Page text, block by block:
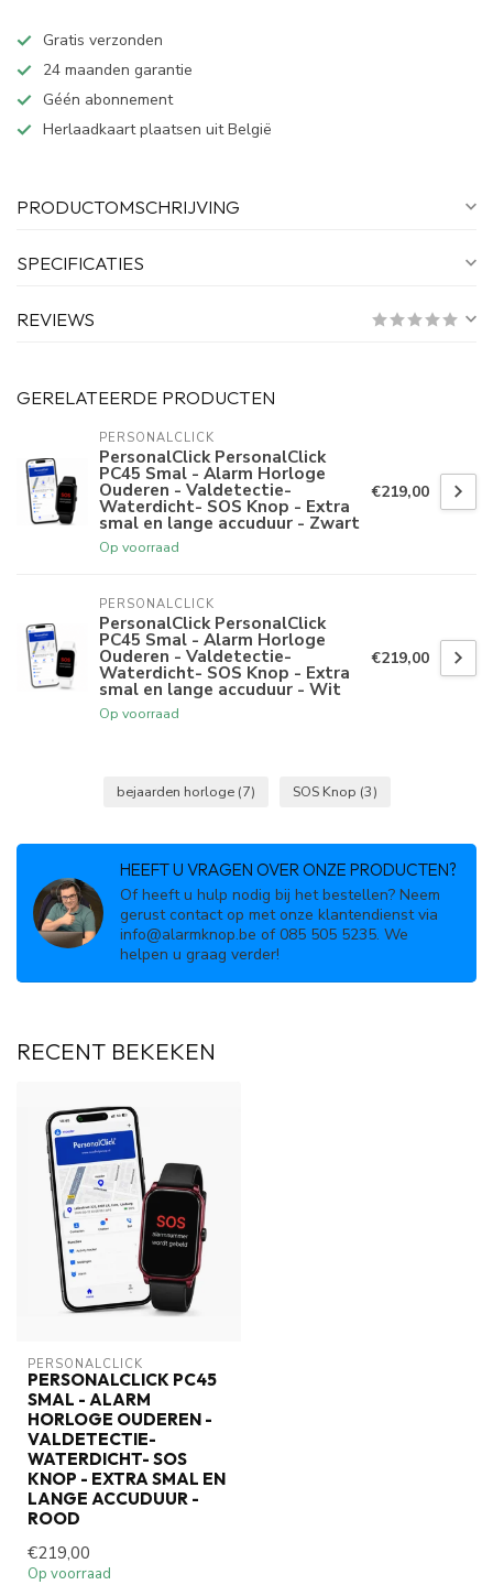
Gratis verzonden
24 maanden garantie
Géén abonnement
Herlaadkaart plaatsen uit België
PRODUCTOMSCHRIJVING
SPECIFICATIES
REVIEWS
GERELATEERDE PRODUCTEN
PERSONALCLICK
PersonalClick PersonalClick
PC45 Smal - Alarm Horloge
Ouderen - Valdetectie-
Waterdicht- SOS Knop - Extra
smal en lange accuduur - Zwart
Op voorraad
€219,00
PERSONALCLICK
PersonalClick PersonalClick
PC45 Smal - Alarm Horloge
Ouderen - Valdetectie-
Waterdicht- SOS Knop - Extra
smal en lange accuduur - Wit
Op voorraad
€219,00
bejaarden horloge (7) SOS Knop (3)
HEEFT U VRAGEN OVER ONZE PRODUCTEN?
Of heeft u hulp nodig bij het bestellen? Neem
gerust contact op met onze klantendienst via
info@alarmknop.be of 085 505 5235. We
helpen u graag verder!
RECENT BEKEKEN
PERSONALCLICK
PERSONALCLICK PC45
SMAL - ALARM
HORLOGE OUDEREN -
VALDETECTIE-
WATERDICHT- SOS
KNOP - EXTRA SMAL EN
LANGE ACCUDUUR -
ROOD
€219,00
Op voorraad